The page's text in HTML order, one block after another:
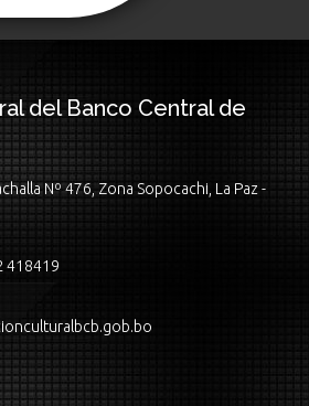
del Banco Central de
Nº 476, Zona Sopocachi, La Paz -
418419